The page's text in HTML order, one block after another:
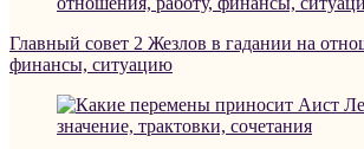
Главный совет 2 Жезлов в гадании на
финансы, ситуацию